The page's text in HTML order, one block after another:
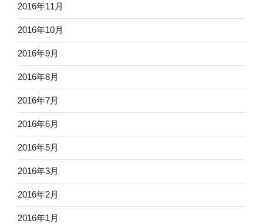
2016年11月
2016年10月
2016年9月
2016年8月
2016年7月
2016年6月
2016年5月
2016年3月
2016年2月
2016年1月